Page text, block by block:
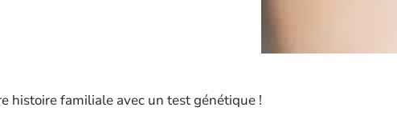
histoire familiale avec un test génétique !